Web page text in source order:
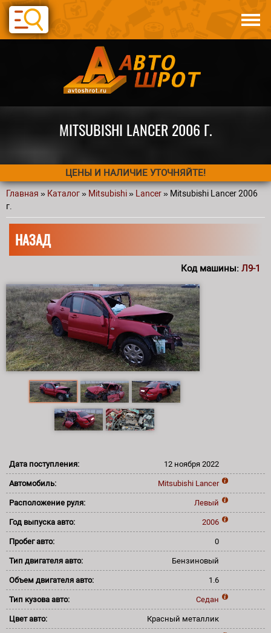
Перейти к основному содержанию
Авто по запчастям
Статьи
MITSUBISHI LANCER 2006 Г.
ЦЕНЫ И НАЛИЧИЕ УТОЧНЯЙТЕ!
Вы здесь
Главная » Каталог» Mitsubishi» Lancer» Mitsubishi Lancer 2006
г.
НАЗАД
Код машины: Л9-1
Дата поступления: 12 ноября 2022
Автомобиль: Mitsubishi Lancer
Расположение руля: Левый
Год выпуска авто: 2006
Пробег авто: 0
Тип двигателя авто: Бензиновый
Объем двигателя авто: 1.6
Тип кузова авто: Седан
Цвет авто: Красный металлик